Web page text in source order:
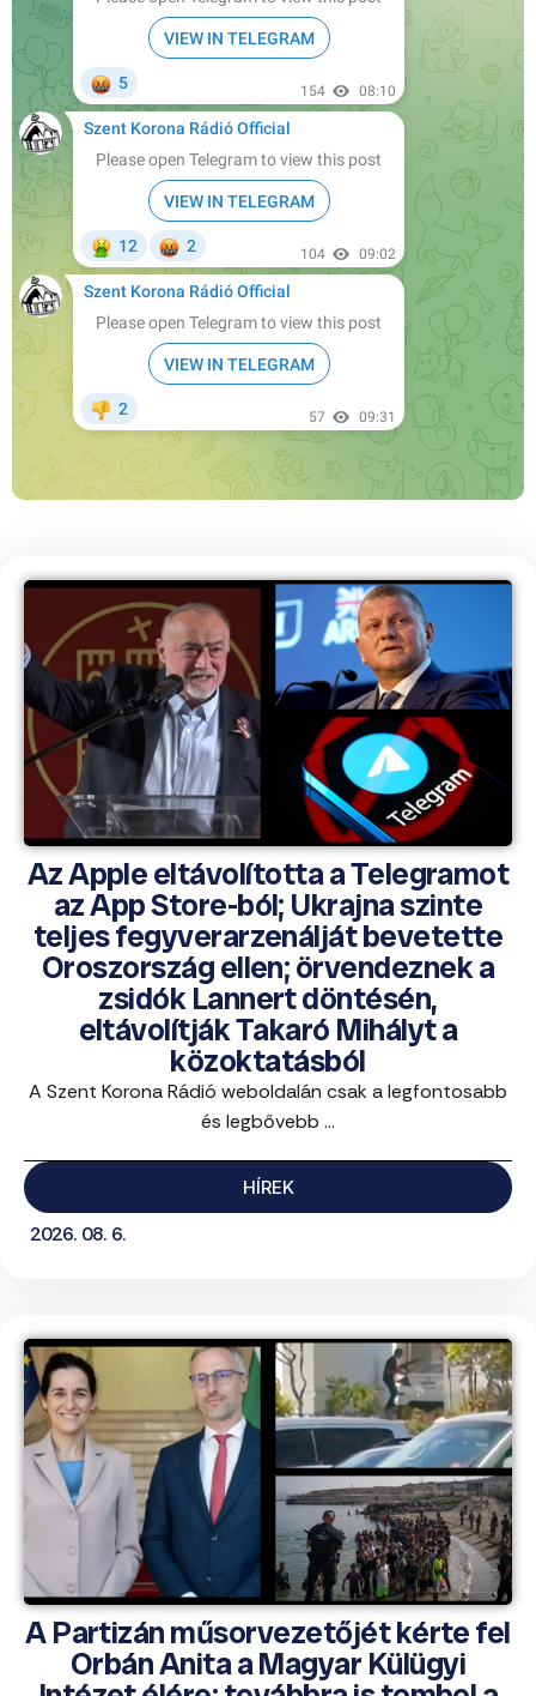
Az Apple eltávolította a Telegramot
az App Store-ból; Ukrajna szinte
teljes fegyverarzenálját bevetette
Oroszország ellen; örvendeznek a
zsidók Lannert döntésén,
eltávolítják Takaró Mihályt a
közoktatásból
A Szent Korona Rádió weboldalán csak a legfontosabb
és legbővebb ...
HÍREK
2026. 08. 6.
A Partizán műsorvezetőjét kérte fel
Orbán Anita a Magyar Külügyi